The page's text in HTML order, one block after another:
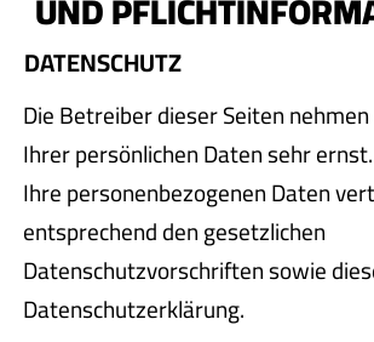
DATENSCHUTZ
Die Betreiber dieser Seiten
Ihrer persönlichen Daten sehr
Ihre personenbezogenen Daten
entsprechend den gesetzlichen
Datenschutzvorschriften sowie
Datenschutzerklärung.